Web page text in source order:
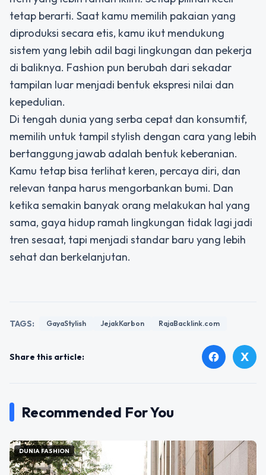
tetap berarti. Saat kamu memilih pakaian yang
diproduksi secara etis, kamu ikut mendukung
sistem yang lebih adil bagi lingkungan dan pekerja
di baliknya. Fashion pun berubah dari sekadar
tampilan luar menjadi bentuk ekspresi nilai dan
kepedulian.
Di tengah dunia yang serba cepat dan konsumtif,
memilih untuk tampil stylish dengan cara yang lebih
bertanggung jawab adalah bentuk keberanian.
Kamu tetap bisa terlihat keren, percaya diri, dan
relevan tanpa harus mengorbankan bumi. Dan
ketika semakin banyak orang melakukan hal yang
sama, gaya hidup ramah lingkungan tidak lagi jadi
tren sesaat, tapi menjadi standar baru yang lebih
sehat dan berkelanjutan.
TAGS: GayaStylish JejakKarbon RajaBacklink.com
Share this article: facebook X
Recommended For You
DUNIA FASHION